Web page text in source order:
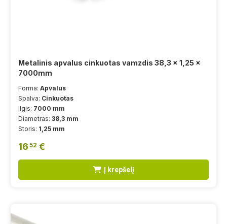
Metalinis apvalus cinkuotas vamzdis 38,3 x 1,25 x
7000mm
Forma: Apvalus
Spalva: Cinkuotas
Ilgis: 7000 mm
Diametras: 38,3 mm
Storis: 1,25 mm
16 52 €
Į krepšelį